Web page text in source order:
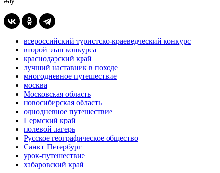
всероссийский туристско-краеведческий конкурс
второй этап конкурса
краснодарский край
лучший наставник в походе
многодневное путешествие
москва
Московская область
новосибирская область
однодневное путешествие
Пермский край
полевой лагерь
Русское географическое общество
Санкт-Петербург
урок-путешествие
хабаровский край